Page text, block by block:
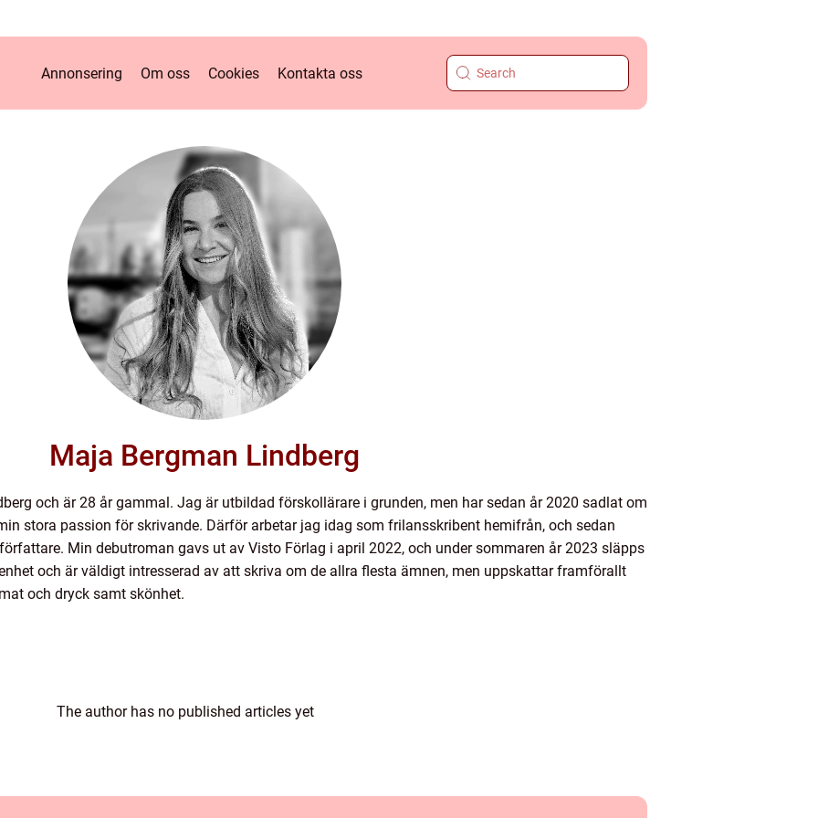
Annonsering Om oss Cookies Kontakta oss
Maja Bergman Lindberg
och är 28 år gammal. Jag är utbildad förskollärare i grunden, men har sedan år 2020 sadlat om
stora passion för skrivande. Därför arbetar jag idag som frilansskribent hemifrån, och sedan
Min debutroman gavs ut av Visto Förlag i april 2022, och under sommaren år 2023 släpps
och är väldigt intresserad av att skriva om de allra flesta ämnen, men uppskattar framförallt
och dryck samt skönhet.
The author has no published articles yet